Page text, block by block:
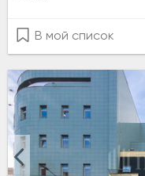
В мой список